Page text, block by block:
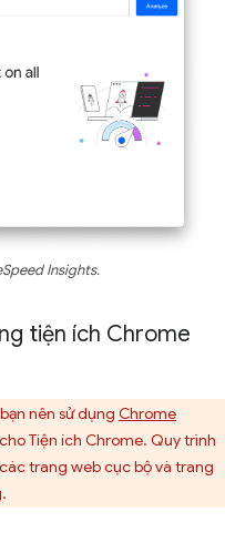
Insights.
tiện ích Chrome
nên sử dụng Chrome
Tiện ích Chrome. Quy trình
trang web cục bộ và trang